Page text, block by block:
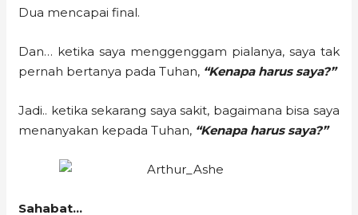
Dua mencapai final.
Dan… ketika saya menggenggam pialanya, saya tak
pernah bertanya pada Tuhan, “Kenapa harus saya?”
Jadi.. ketika sekarang saya sakit, bagaimana bisa saya
menanyakan kepada Tuhan, “Kenapa harus saya?”
Sahabat…